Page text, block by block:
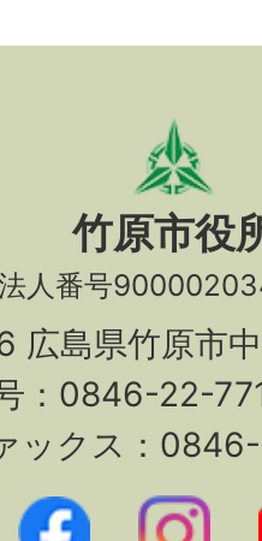
竹原市役
人番号
広島県竹原市
：0846-22-
ックス：